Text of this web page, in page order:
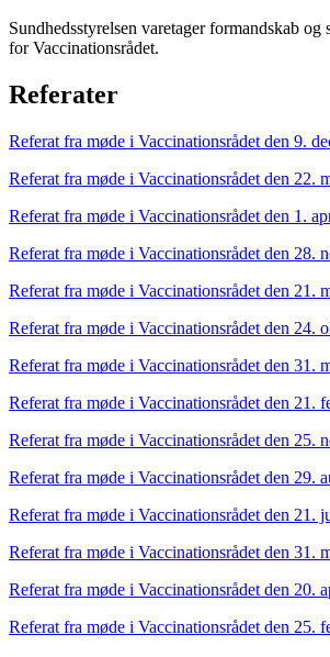
Sundhedsstyrelsen varetager formandskab og
for Vaccinationsrådet.
Referater
Referat fra møde i Vaccinationsrådet den 9.
Referat fra møde i Vaccinationsrådet den 22.
Referat fra møde i Vaccinationsrådet den 1.
Referat fra møde i Vaccinationsrådet den 28.
Referat fra møde i Vaccinationsrådet den 21.
Referat fra møde i Vaccinationsrådet den 24.
Referat fra møde i Vaccinationsrådet den 31.
Referat fra møde i Vaccinationsrådet den 21.
Referat fra møde i Vaccinationsrådet den 25.
Referat fra møde i Vaccinationsrådet den 29.
Referat fra møde i Vaccinationsrådet den 21.
Referat fra møde i Vaccinationsrådet den 31.
Referat fra møde i Vaccinationsrådet den 20.
Referat fra møde i Vaccinationsrådet den 25.